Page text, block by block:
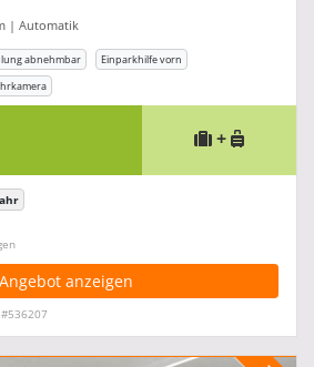
| Automatik
abnehmbar
Einparkhilfe vorn
+
Angebot anzeigen